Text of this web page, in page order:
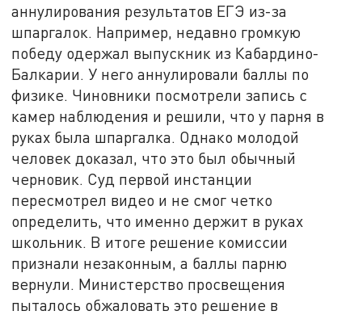
аннулирования результатов ЕГЭ из-за
шпаргалок. Например, недавно громкую
победу одержал выпускник из Кабардино-
Балкарии. У него аннулировали баллы по
физике. Чиновники посмотрели запись с
камер наблюдения и решили, что у парня в
руках была шпаргалка. Однако молодой
человек доказал, что это был обычный
черновик. Суд первой инстанции
пересмотрел видео и не смог четко
определить, что именно держит в руках
школьник. В итоге решение комиссии
признали незаконным, а баллы парню
вернули. Министерство просвещения
пыталось обжаловать это решение в